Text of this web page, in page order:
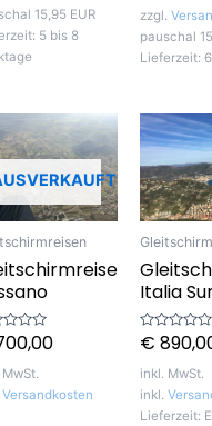
15,95 EUR
5 bis 8
zzgl.
pauschal
Lieferzeit:
Versandkosten
Italia
Bewertet
mit
0
von
5
€
inkl. MwSt.
inkl.
Lieferzeit: